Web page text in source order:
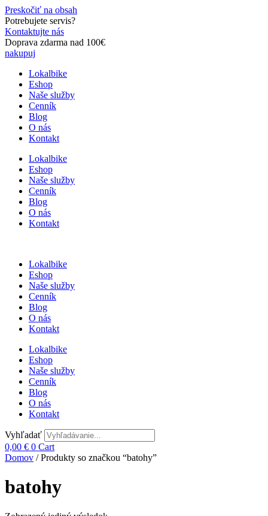
Preskočiť na obsah
Potrebujete servis?
Kontaktujte nás
Doprava zdarma nad 100€
nakupuj
Lokalbike
Eshop
Naše služby
Cenník
Blog
O nás
Kontakt
Lokalbike
Eshop
Naše služby
Cenník
Blog
O nás
Kontakt
Lokalbike
Eshop
Naše služby
Cenník
Blog
O nás
Kontakt
Lokalbike
Eshop
Naše služby
Cenník
Blog
O nás
Kontakt
Vyhľadať
0,00 € 0 Cart
Domov / Produkty so značkou “batohy”
batohy